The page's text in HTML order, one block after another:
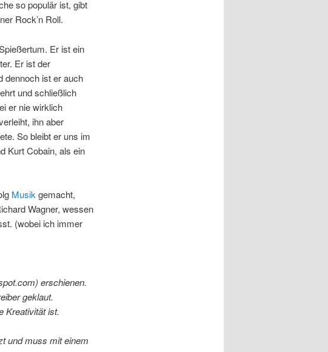
so populär ist, gibt
Rock’n Roll.
Er ist ein
Er ist der
dennoch ist er auch
und schließlich
er nie wirklich
ihn aber
So bleibt er uns im
Kurt Cobain, als ein
Musik gemacht,
Wagner, wessen
(wobei ich immer
erschienen.
geklaut.
Kreativität ist.
und muss mit einem